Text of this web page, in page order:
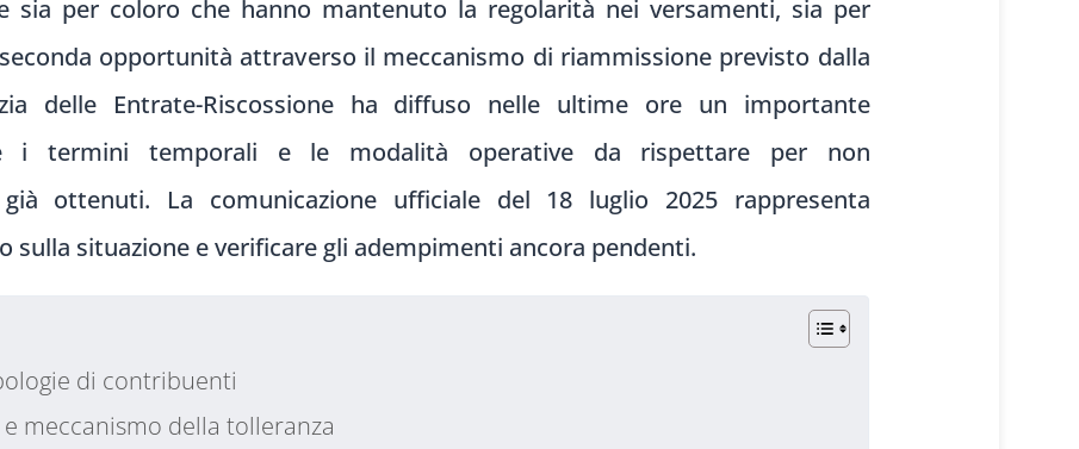
sia per coloro che hanno mantenuto la regolarità nei versamenti, sia per
opportunità attraverso il meccanismo di riammissione previsto dalla
delle Entrate-Riscossione ha diffuso nelle ultime ore un importante
i termini temporali e le modalità operative da rispettare per non
ottenuti. La comunicazione ufficiale del 18 luglio 2025 rappresenta
sulla situazione e verificare gli adempimenti ancora pendenti.
di contribuenti
meccanismo della tolleranza